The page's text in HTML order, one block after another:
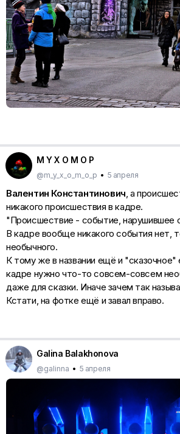
M Y X O M O P
@m_y_x_o_m_o_p • 5 апреля
Валентин Константинович, а
никакого происшествия в кадре.
"Происшествие - событие, нарушившее
В кадре вообще никакого события нет,
необычного.
К тому же в названии ещё и "сказочное"
кадре нужно что-то совсем-совсем
даже для сказки. Иначе зачем так
Кстати, на фотке ещё и завал вправо.
Galina Balakhonova
@galinna • 5 апреля